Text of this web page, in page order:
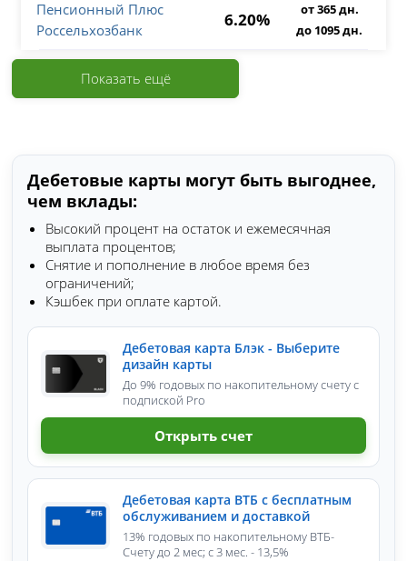
Пенсионный Плюс
Россельхозбанк
6.20%
от 365 дн.
до 1095 дн.
Показать ещё
Дебетовые карты могут быть выгоднее,
чем вклады:
Высокий процент на остаток и ежемесячная
выплата процентов;
Снятие и пополнение в любое время без
ограничений;
Кэшбек при оплате картой.
Дебетовая карта Блэк - Выберите
дизайн карты
До 9% годовых по накопительному счету с
подпиской Pro
Открыть счет
Дебетовая карта ВТБ с бесплатным
обслуживанием и доставкой
13% годовых по накопительному ВТБ-
Счету до 2 мес; с 3 мес. - 13,5%